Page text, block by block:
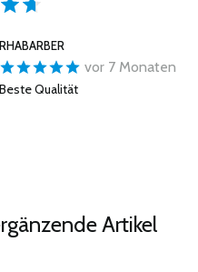
RHABARBER
vor 7 Monaten
Beste Qualität
Artikel